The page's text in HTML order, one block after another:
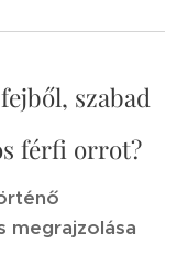
szabad
férfi orrot?
megrajzolása